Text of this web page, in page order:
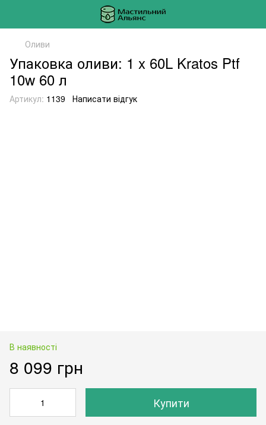
Оливи
Упаковка оливи: 1 x 60L Kratos Ptf
10w 60 л
Артикул: 1139 Написати відгук
В наявності
8 099 грн
Купити